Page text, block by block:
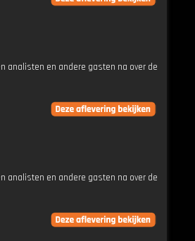
analisten en andere gasten na over de
analisten en andere gasten na over de